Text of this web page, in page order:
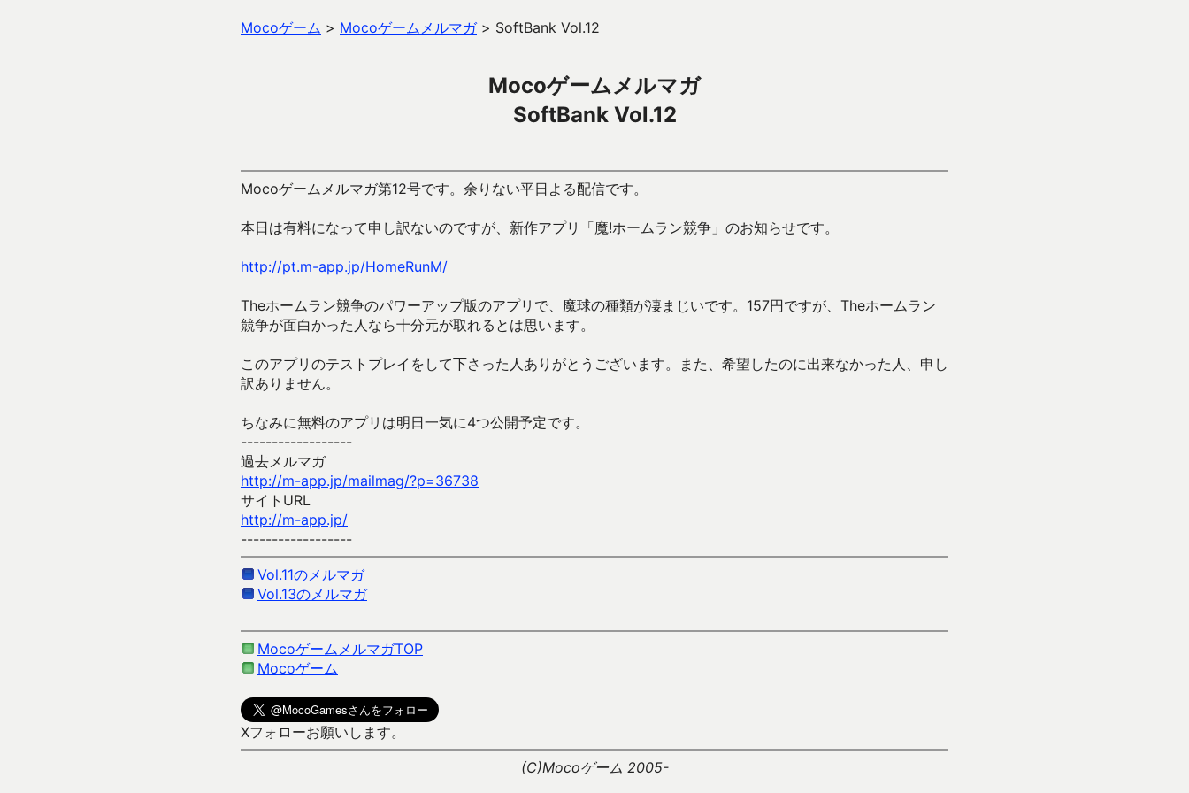
Mocoゲーム > Mocoゲームメルマガ> SoftBank Vol.12
Mocoゲームメルマガ
SoftBank Vol.12
Mocoゲームメルマガ第12号です。余りない平日よる配信です。
本日は有料になって申し訳ないのですが、新作アプリ「魔!ホームラン競争」のお知らせです。
http://pt.m-app.jp/HomeRunM/
Theホームラン競争のパワーアップ版のアプリで、魔球の種類が凄まじいです。157円ですが、Theホームラン
競争が面白かった人なら十分元が取れるとは思います。
このアプリのテストプレイをして下さった人ありがとうございます。また、希望したのに出来なかった人、申し
訳ありません。
ちなみに無料のアプリは明日一気に4つ公開予定です。
------------------
過去メルマガ
http://m-app.jp/mailmag/?p=36738
サイトURL
http://m-app.jp/
------------------
Vol.11のメルマガ
Vol.13のメルマガ
MocoゲームメルマガTOP
Mocoゲーム
Xフォローお願いします。
(C)Mocoゲーム 2005-